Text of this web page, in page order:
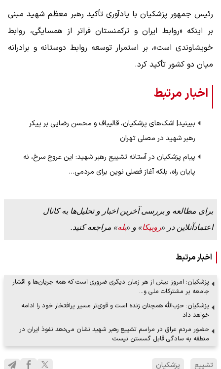
رئیس جمهور پزشکیان با یادآوری تأکید رهبر معظم شهید مبنی
بر اینکه «روابط ایران و ترکمنستان فراتر از همسایگی، روابط
خویشاوندی است»، بر استمرار توسعه روابط دوستانه و برادرانه
میان دو کشور تأکید کرد.
اخبار مرتبط
ببینید| اشک‌های پزشکیان، قالیباف و محسن رضایی بر پیکر
رهبر شهید در مصلی تهران
پیام پزشکیان در آستانه تشییع رهبر شهید: این عروج سرخ، نه
پایان راه، بلکه آغاز فصلی نوین برای مردمی…
برای مطالعه و بررسی آخرین اخبار و تحلیل‌ها به کانال
اعتمادآنلاین در «روبیکا» و «بله» مراجعه کنید.
اخبار مرتبط
پزشکیان: امروز بیش از هر زمان دیگری ضروری است که همه جریان‌ها و اقشار
جامعه بر مشترکات ملی و…
پزشکیان: حزب‌الله همچنان زنده است و قوی‌تر مسیر پرافتخار خود را ادامه
خواهد داد
حضور مردم عراق در مراسم تشییع رهبر شهید نشان می‌دهد نفوذ ایران در
منطقه به سادگی قابل گسستن نیست
تشییع پزشکیان